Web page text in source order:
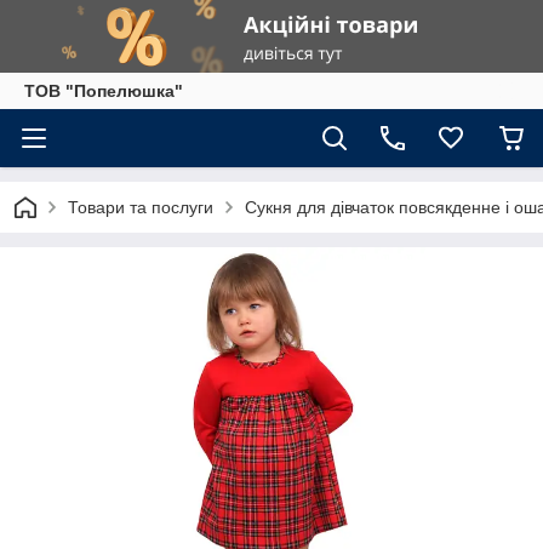
ТОВ "Попелюшка"
Товари та послуги Сукня для дівчаток повсякденне і